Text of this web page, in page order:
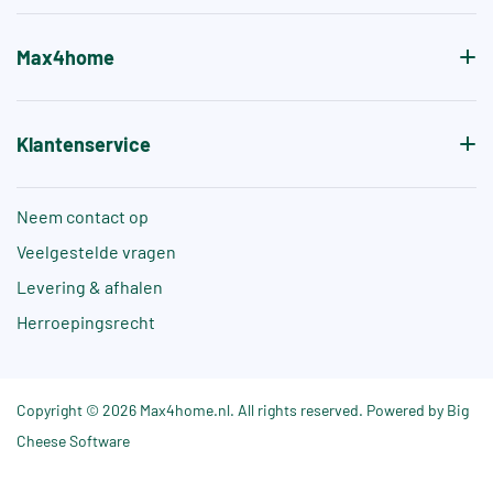
Max4home
Klantenservice
Neem contact op
Veelgestelde vragen
Levering & afhalen
Herroepingsrecht
Copyright © 2026 Max4home.nl. All rights reserved. Powered by Big
Cheese Software